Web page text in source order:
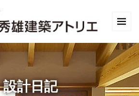
設計日記